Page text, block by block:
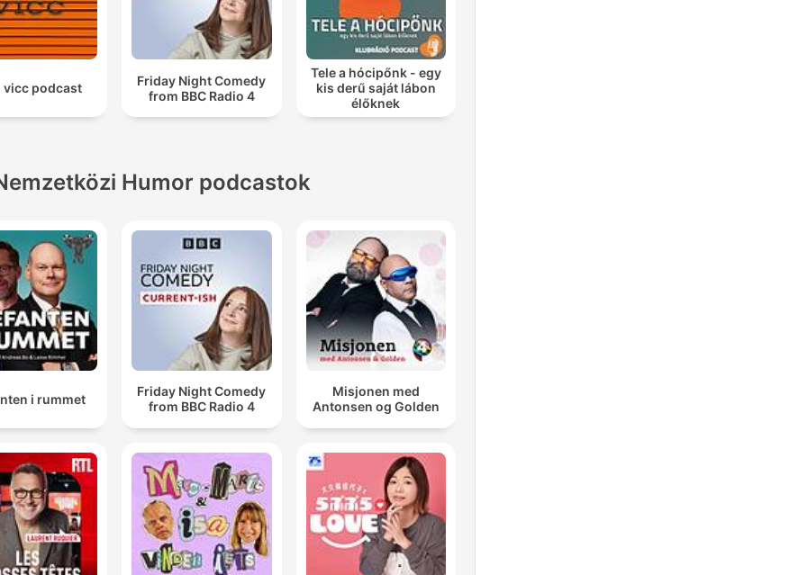
vicc podcast
Friday Night Comedy
from BBC Radio 4
Tele a hócipőnk - egy
kis derű saját lábon
élőknek
Humor podcastok
i rummet
Friday Night Comedy
from BBC Radio 4
Misjonen med
Antonsen og Golden